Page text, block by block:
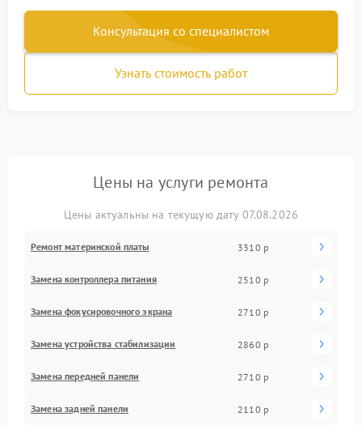
Консультация со специалистом
Узнать стоимость работ
Цены на услуги ремонта
Цены актуальны на текущую дату 07.08.2026
Ремонт материнской платы 3310 р
Замена контроллера питания 2510 р
Замена фокусировочного экрана 2710 р
Замена устройства стабилизации 2860 р
Замена передней панели 2710 р
Замена задней панели 2110 р